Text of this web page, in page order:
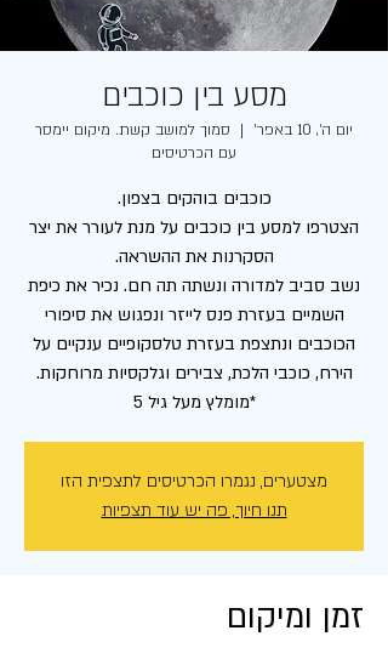
מסע בין כוכבים
יום ה׳, 10 באפר׳
  |
סמוך למושב קשת. מיקום יימסר
עם הכרטיסים
הצטרפו למסע בין כוכבים על מנת לעורר את יצר
נשב סביב למדורה ונשתה תה חם. נכיר את כיפת
השמיים בעזרת פנס לייזר ונפגוש את סיפורי
הכוכבים ונתצפת בעזרת טלסקופיים ענקיים על
*מומלץ מעל גיל 5
מצטערים, נגמרו הכרטיסים לתצפית הזו
תנו חיוך, פה יש עוד תצפיות
זמן ומיקום